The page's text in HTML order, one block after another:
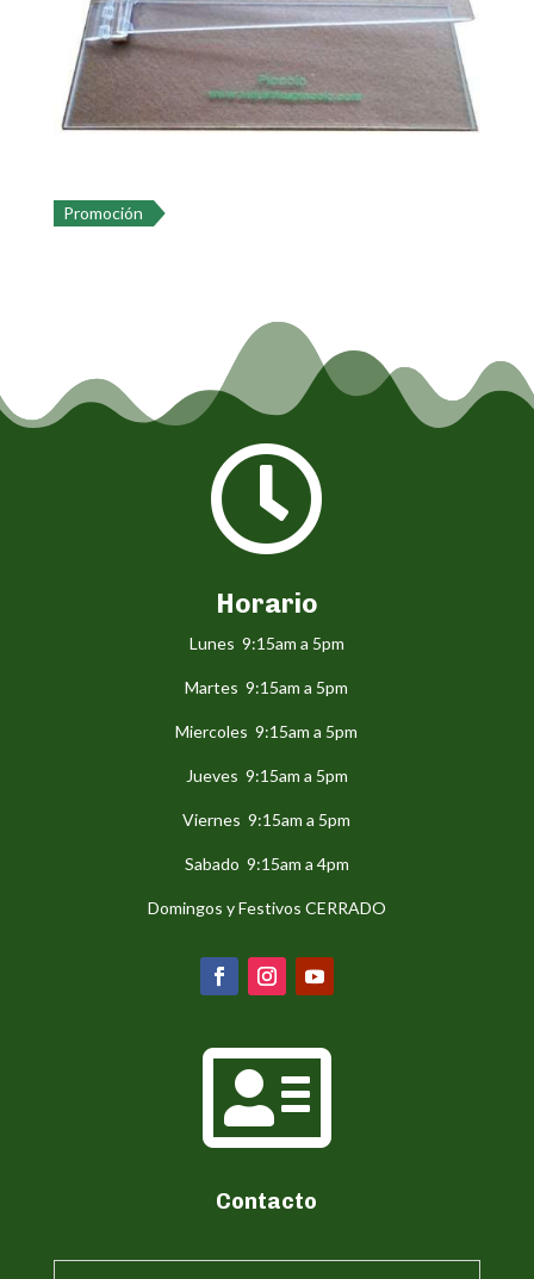
Promoción

Horario
Lunes 9:15am a 5pm
Martes 9:15am a 5pm
Miercoles 9:15am a 5pm
Jueves 9:15am a 5pm
Viernes 9:15am a 5pm
Sabado 9:15am a 4pm
Domingos y Festivos CERRADO

Contacto